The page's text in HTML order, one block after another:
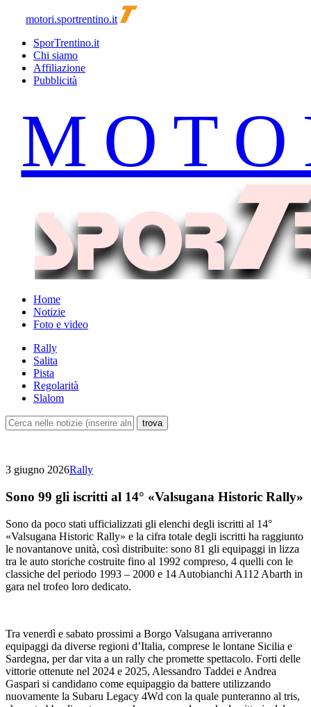
motori.sportrentino.it
SporTrentino.it
Chi siamo
Affiliazione
Pubblicità
Home
Notizie
Foto e video
Rally
Salita
Pista
Regolarità
Slalom
3 giugno 2026Rally
Sono 99 gli iscritti al 14° «Valsugana Historic Rally»
Sono da poco stati ufficializzati gli elenchi degli iscritti al 14°
«Valsugana Historic Rally» e la cifra totale degli iscritti ha raggiunto
le novantanove unità, così distribuite: sono 81 gli equipaggi in lizza
tra le auto storiche costruite fino al 1992 compreso, 4 quelli con le
classiche del periodo 1993 – 2000 e 14 Autobianchi A112 Abarth in
gara nel trofeo loro dedicato.
Tra venerdì e sabato prossimi a Borgo Valsugana arriveranno
equipaggi da diverse regioni d’Italia, comprese le lontane Sicilia e
Sardegna, per dar vita a un rally che promette spettacolo. Forti delle
vittorie ottenute nel 2024 e 2025, Alessandro Taddei e Andrea
Gaspari si candidano come equipaggio da battere utilizzando
nuovamente la Subaru Legacy 4Wd con la quale punteranno al tris,